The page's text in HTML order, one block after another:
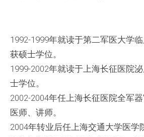
1992-1999年就读于第二军医大学
获硕士学位。
1999-2002年就读于上海长征医院
士学位。
2002-2004年任上海长征医院全军
医师、讲师。
2004年转业后任上海交通大学医学